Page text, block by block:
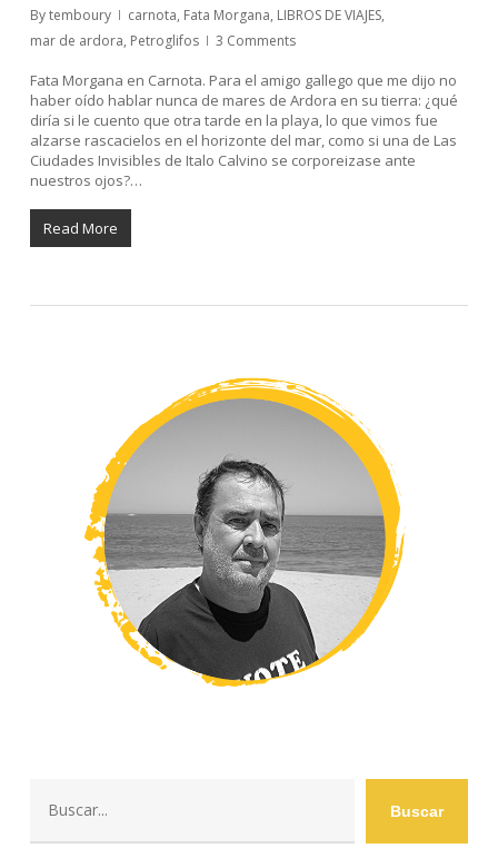
Bytemboury carnota, Fata Morgana, LIBROS DE VIAJES,
mar de ardora, Petroglifos 3 Comments
Fata Morgana en Carnota. Para el amigo gallego que me dijo no
haber oído hablar nunca de mares de Ardora en su tierra: ¿qué
diría si le cuento que otra tarde en la playa, lo que vimos fue
alzarse rascacielos en el horizonte del mar, como si una de Las
Ciudades Invisibles de Italo Calvino se corporeizase ante
nuestros ojos?…
Read More
Buscar